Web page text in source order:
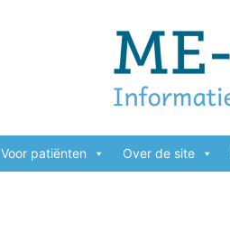
Voor patiënten Over de site